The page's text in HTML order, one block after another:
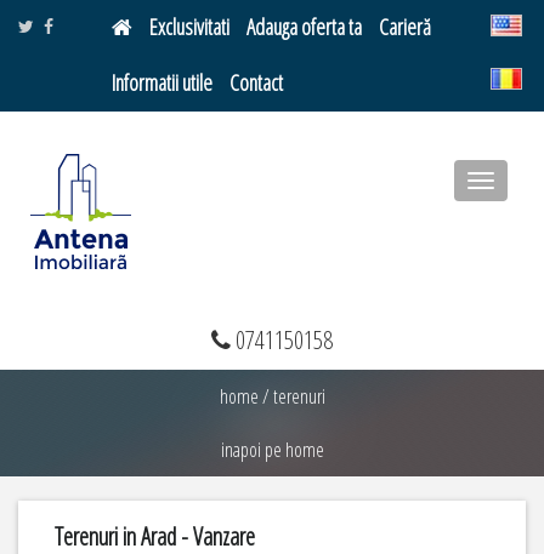
Exclusivitati Adauga oferta ta
Carieră
Informatii utile
Contact
Toggle
0741150158
home/terenuri
inapoi pe home
Terenuri in Arad - Vanzare